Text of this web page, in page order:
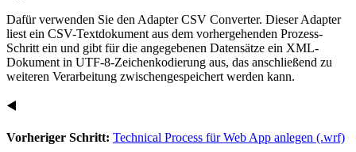
Dafür verwenden Sie den Adapter CSV Converter. Dieser Adapter
liest ein CSV-Textdokument aus dem vorhergehenden Prozess-
Schritt ein und gibt für die angegebenen Datensätze ein XML-
Dokument in UTF-8-Zeichenkodierung aus, das anschließend zu
weiteren Verarbeitung zwischengespeichert werden kann.
◀️
Vorheriger Schritt: Technical Process für Web App anlegen (.wrf)